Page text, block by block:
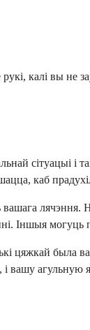
калі вы
сітуацыі і
каб
Іншыя
была
і вашу агульную